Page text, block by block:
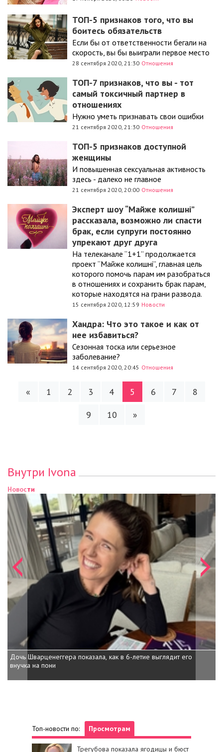
ТОП-5 признаков того, что вы
боитесь обязательств
Если бы от ответственности бегали на
скорость, вы бы выиграли первое место
28 сентября 2020, 21:30 Отношения
ТОП-7 признаков, что вы - тот
самый токсичный партнер в
отношениях
Нужно уметь признавать свои ошибки
21 сентября 2020, 21:30 Отношения
ТОП-5 признаков доступной
женщины
И повышенная сексуальная активность
здесь - далеко не главное
21 сентября 2020, 20:00 Отношения
Эксперт шоу “Майже колишні”
рассказала, возможно ли спасти
брак, если супруги постоянно
упрекают друг друга
На телеканале “1+1” продолжается
проект “Майже колишні”, главная цель
которого помочь парам им разобраться
в отношениях и сохранить брак парам,
которые находятся на грани развода.
15 сентября 2020, 12:59 Новости
Хандра: Что это такое и как от
нее избавиться?
Сезонная тоска или серьезное
заболевание?
14 сентября 2020, 20:45 Отношения
« 1 2 3 4 5 6 7
8
9
10 »
Внутри Ivona
Новости
Димопулос набрала массу и раскрыла причину
Топ-новости по: Просмотрам
Трегубова показала ягодицы и бюст